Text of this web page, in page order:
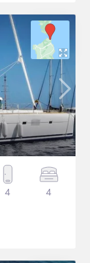
4 4